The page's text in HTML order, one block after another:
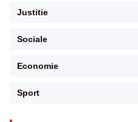
Justitie
Sociale
Economie
Sport